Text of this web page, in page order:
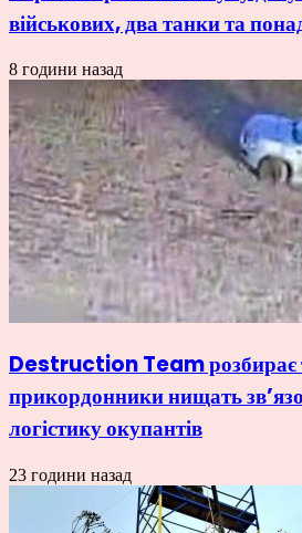
військових, два танки та
8 години назад
Destruction Team розбирає
прикордонники нищать
логістику окупантів
23 години назад